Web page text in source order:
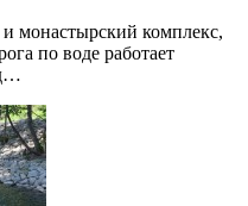
монастырский комплекс,
по воде работает